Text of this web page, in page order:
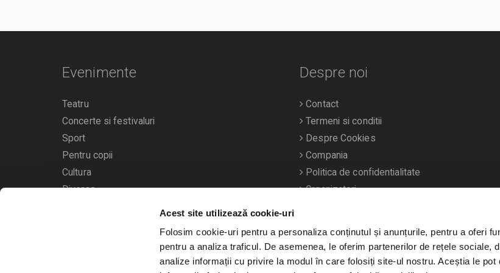
Acest site utilizează cookie-uri
Folosim cookie-uri pentru a personaliza conținutul și anunțurile, pentru a oferi
pentru a analiza traficul. De asemenea, le oferim partenerilor de rețele sociale,
analize informații cu privire la modul în care folosiți site-ul nostru. Aceștia le pot
Evenimente
Teatru
Concerte si festivaluri
Sport
Pentru copii
Cultura
Diverse
Calendarul evenimentelor
Despre noi
Contact
Termeni si conditii
Despre Cookies
Compania
Politica de confidentialitate
Organizatori